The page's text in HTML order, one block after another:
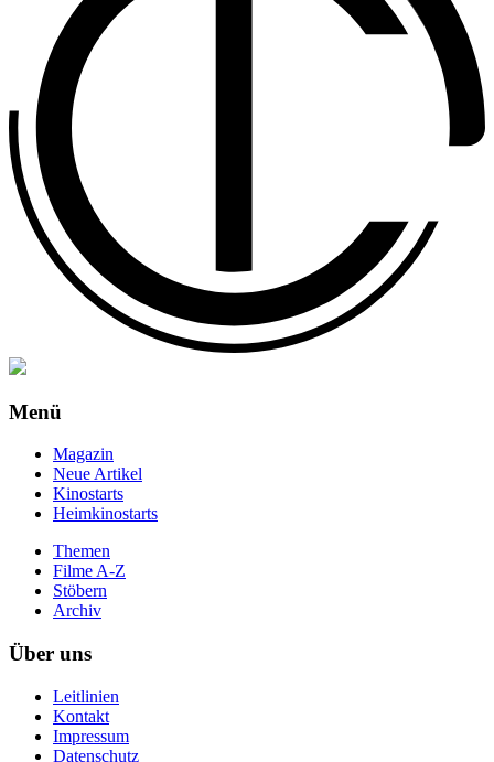
Menü
Magazin
Neue Artikel
Kinostarts
Heimkinostarts
Themen
Filme A-Z
Stöbern
Archiv
Über uns
Leitlinien
Kontakt
Impressum
Datenschutz